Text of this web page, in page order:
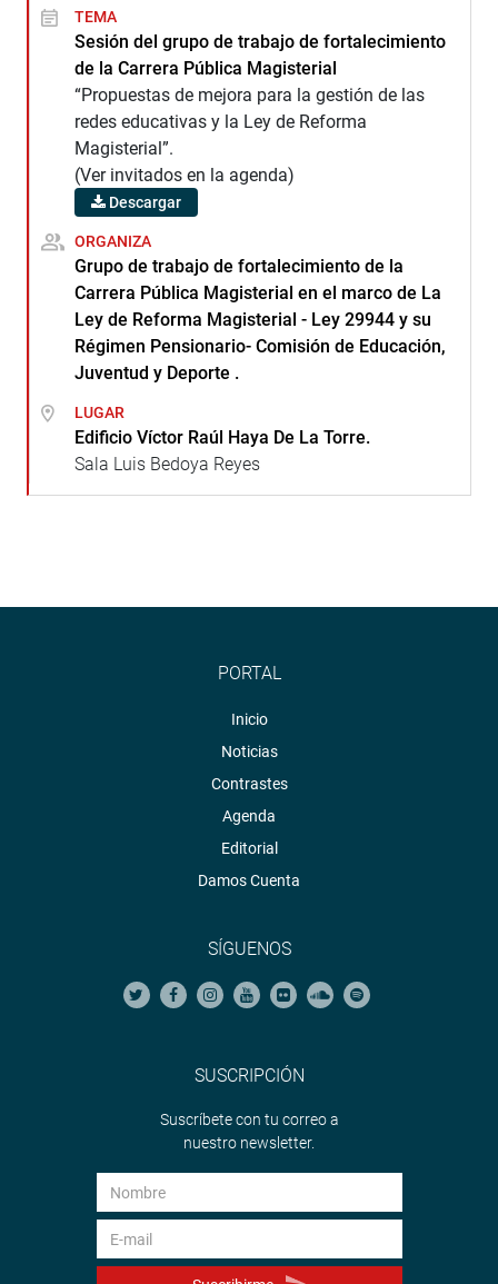
TEMA
Sesión del grupo de trabajo de fortalecimiento
de la Carrera Pública Magisterial
“Propuestas de mejora para la gestión de las
redes educativas y la Ley de Reforma
Magisterial”.
(Ver invitados en la agenda)
Descargar
ORGANIZA
Grupo de trabajo de fortalecimiento de la
Carrera Pública Magisterial en el marco de La
Ley de Reforma Magisterial - Ley 29944 y su
Régimen Pensionario- Comisión de Educación,
Juventud y Deporte .
LUGAR
Edificio Víctor Raúl Haya De La Torre.
Sala Luis Bedoya Reyes
PORTAL
Inicio
Noticias
Contrastes
Agenda
Editorial
Damos Cuenta
SÍGUENOS
SUSCRIPCIÓN
Suscríbete con tu correo a
nuestro newsletter.